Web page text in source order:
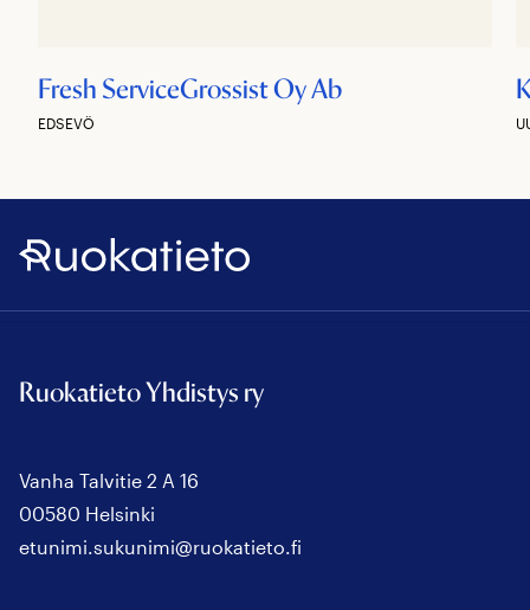
Fresh ServiceGrossist Oy Ab
EDSEVÖ
Ruokatieto
Ruokatieto Yhdistys ry
Vanha Talvitie 2 A 16
00580 Helsinki
etunimi.sukunimi@ruokatieto.fi